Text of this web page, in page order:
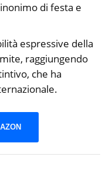
di festa e
espressive della
raggiungendo
che ha